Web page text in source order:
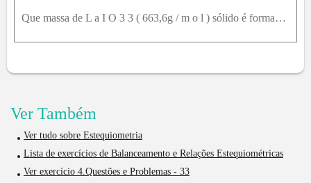
Que massa de L a I O 3 3 ( 663,6g / m o l ) sólido é formada quando 50,0m L de L a 3 + 0,250m o lL - 1 são misturados com 75,0m L de I O 3 - 0,302m o lL - 1 ?
Ver Também
Ver tudo sobre Estequiometria
Lista de exercícios de Balanceamento e Relações Estequiométricas
Ver exercício 4.Questões e Problemas - 33